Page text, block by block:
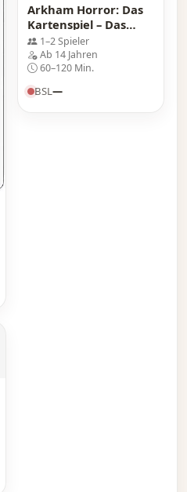
Arkham Horror: Das
Kartenspiel – Das
Teufelsriff: Mythos-
Pack
1–2 Spieler
Ab 14 Jahren
60–120 Min.
BSL—